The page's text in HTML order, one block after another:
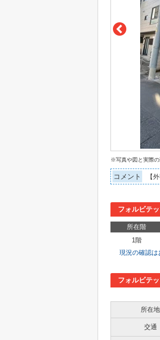
※写真や図と実際の
コメント 【
フォルビテ
所在階
1階
現況の確認は
フォルビテ
所在地
交通